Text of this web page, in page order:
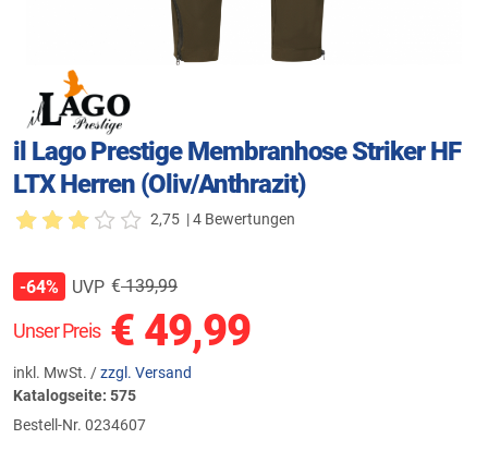
il Lago Prestige Membranhose Striker HF
LTX Herren (Oliv/Anthrazit)
2,75 | 4 Bewertungen
Unser Preis € 49,99
inkl. MwSt. /zzgl. Versand
-64% UVP €139,99
Katalogseite: 575
Bestell-Nr. 0234607